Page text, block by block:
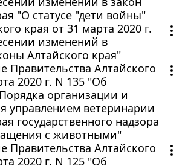
"О статусе "дети войны"
края от 31 марта 2020 г.
изменений в
Алтайского края"
Правительства Алтайского
2020 г. N 135 "Об
организации и
управлением ветеринарии
государственного надзора
с животными"
Правительства Алтайского
2020 г. N 125 "Об